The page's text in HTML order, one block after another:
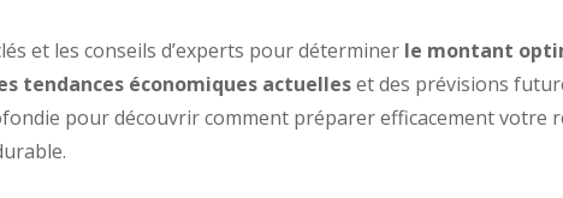
et les conseils d’experts pour déterminer le montant
tendances économiques actuelleset des prévisions
pour découvrir comment préparer efficacement votre